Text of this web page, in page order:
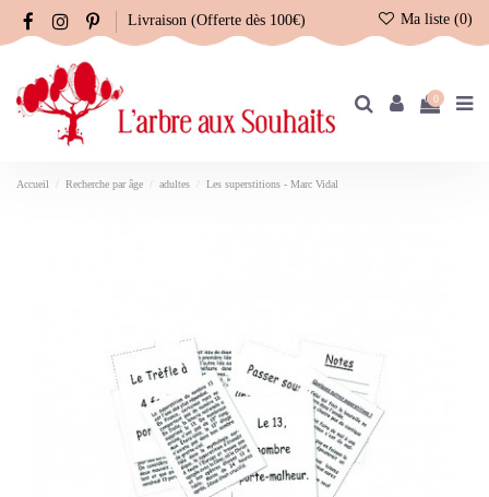
Livraison (Offerte dès 100€) Ma liste (0)
0
Accueil Recherche par âge adultes Les superstitions - Marc Vidal